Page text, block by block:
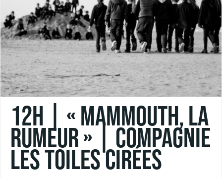
12h | « MAMMOUTH, La
Rumeur » | Compagnie
Les Toiles Cirées